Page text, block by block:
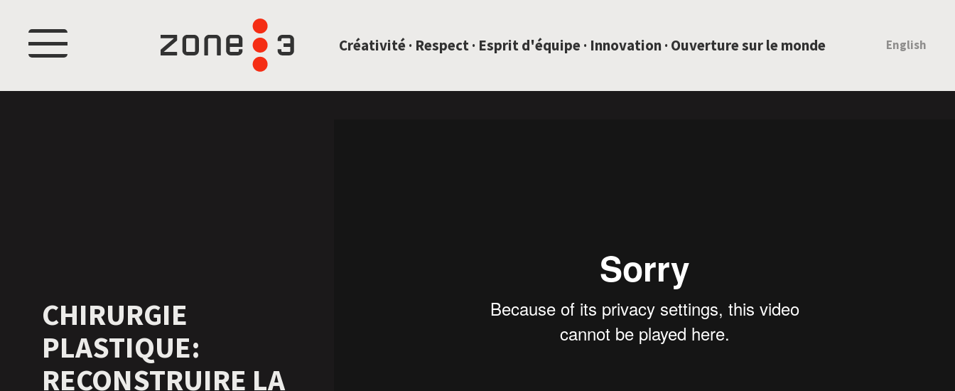
Créativité · Respect · Esprit d'équipe · Innovation · Ouverture sur le monde English
CHIRURGIE
PLASTIQUE:
RECONSTRUIRE LA